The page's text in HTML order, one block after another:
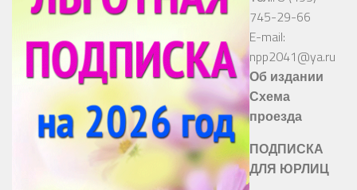
745-29-66
E-mail:
npp2041@ya.ru
Об издании
Схема
проезда
ПОДПИСКА
ДЛЯ ЮРЛИЦ